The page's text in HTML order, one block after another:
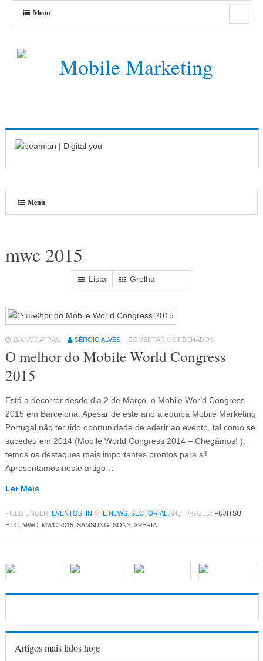
Menu
Menu
mwc 2015
Lista Grelha
Eventos64
11 ANOS ATRÁS SÉRGIO ALVES COMENTÁRIOS FECHADOS
O melhor do Mobile World Congress
2015
Está a decorrer desde dia 2 de Março, o Mobile World Congress
2015 em Barcelona. Apesar de este ano a equipa Mobile Marketing
Portugal não ter tido oportunidade de aderir ao evento, tal como se
sucedeu em 2014 (Mobile World Congress 2014 – Chegámos! ),
temos os destaques mais importantes prontos para si!
Apresentamos neste artigo…
Ler Mais
FILED UNDER: EVENTOS, IN THE NEWS, SECTORIAL AND TAGGED: FUJITSU
HTC, MWC, MWC 2015, SAMSUNG SONY, XPERIA
Artigos mais lidos hoje